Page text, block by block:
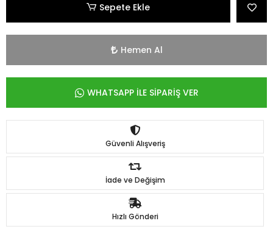
Sepete Ekle
Hemen Al
WHATSAPP İLE SİPARİŞ VER
Güvenli Alışveriş
İade ve Değişim
Hızlı Gönderi